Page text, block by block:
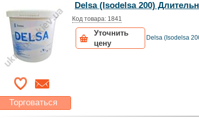
Торговаться
Какая цена Вас
Delsa (Isodelsa 200)
Код товара: 1841
Уточнить
цену
Delsa (Isodelsa